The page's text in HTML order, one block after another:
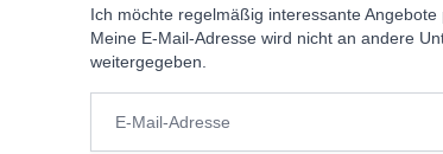
Ich möchte regelmäßig interessante
Meine E-Mail-Adresse wird nicht an andere
weitergegeben.